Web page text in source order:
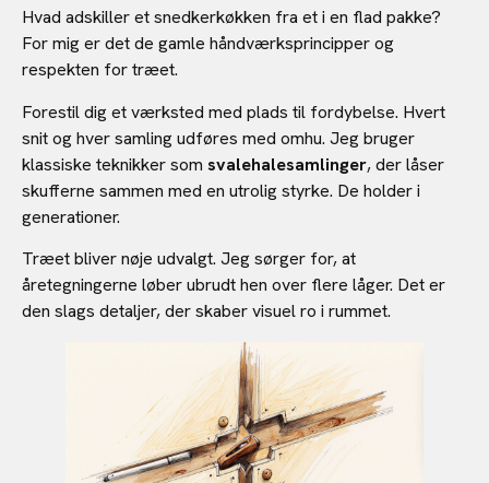
Hvad adskiller et snedkerkøkken fra et i en flad pakke?
For mig er det de gamle håndværksprincipper og
respekten for træet.
Forestil dig et værksted med plads til fordybelse. Hvert
snit og hver samling udføres med omhu. Jeg bruger
klassiske teknikker som svalehalesamlinger, der låser
skufferne sammen med en utrolig styrke. De holder i
generationer.
Træet bliver nøje udvalgt. Jeg sørger for, at
åretegningerne løber ubrudt hen over flere låger. Det er
den slags detaljer, der skaber visuel ro i rummet.